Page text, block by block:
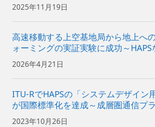
2025年11月19日
高速移動する上空基地局から地上へ
ォーミングの実証実験に成功～
クと地上の通信ネットワークの周波
2026年4月21日
ITU-RでHAPSの「システムデザイン
が国際標準化を達成～成層圏通信プ
無線通信システムに対応する新たな
2023年10月26日